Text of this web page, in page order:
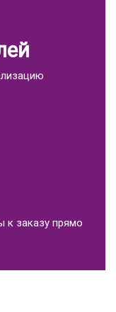
к заказу прямо